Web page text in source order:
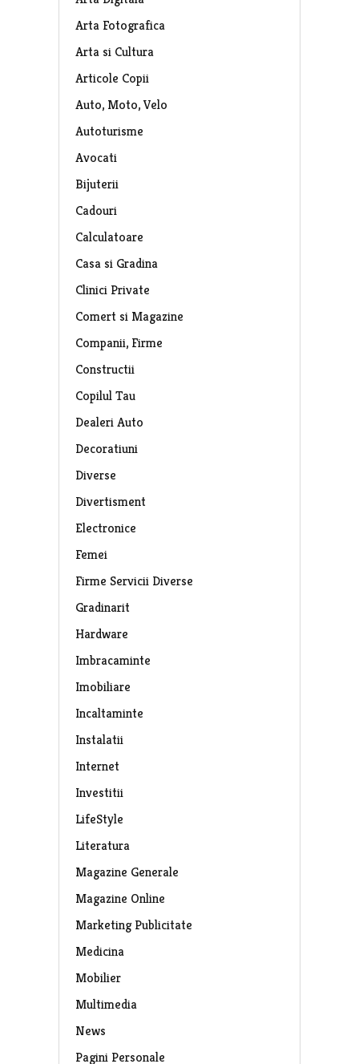
Arta Fotografica
Arta si Cultura
Articole Copii
Auto, Moto, Velo
Autoturisme
Avocati
Bijuterii
Cadouri
Calculatoare
Casa si Gradina
Clinici Private
Comert si Magazine
Companii, Firme
Constructii
Copilul Tau
Dealeri Auto
Decoratiuni
Diverse
Divertisment
Electronice
Femei
Firme Servicii Diverse
Gradinarit
Hardware
Imbracaminte
Imobiliare
Incaltaminte
Instalatii
Internet
Investitii
LifeStyle
Literatura
Magazine Generale
Magazine Online
Marketing Publicitate
Medicina
Mobilier
Multimedia
News
Pagini Personale